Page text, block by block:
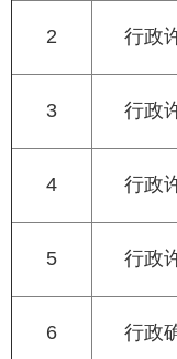
2 行政
3 行政
4 行政
5 行政
6 行政